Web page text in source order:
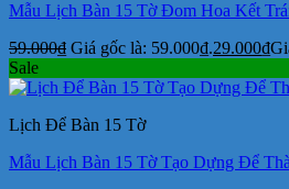
Mẫu Lịch Bàn 15 Tờ Đom Hoa Kết
59.000₫ Giá gốc là: 59.000₫.29.000₫
Sale
Lịch Để Bàn 15 Tờ
Mẫu Lịch Bàn 15 Tờ Tạo Dựng Để